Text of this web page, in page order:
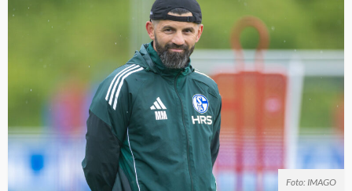
Foto: IMAGO